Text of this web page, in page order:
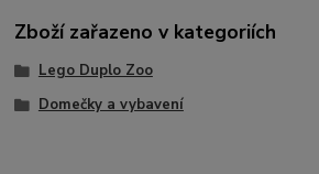
Zboží zařazeno v kategoriích
Lego Duplo Zoo
Domečky a vybavení